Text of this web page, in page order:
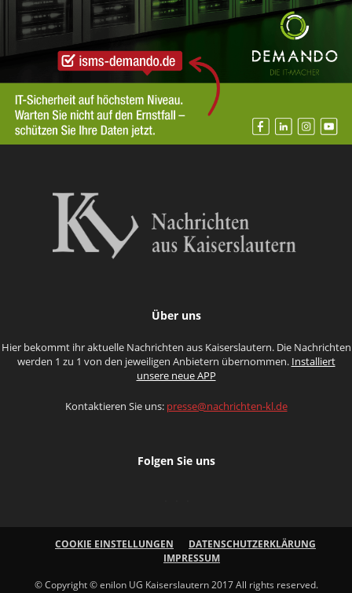
Über uns
Hier bekommt ihr aktuelle Nachrichten aus Kaiserslautern. Die Nachrichten
werden 1 zu 1 von den jeweiligen Anbietern übernommen. Installiert
unsere neue APP
Kontaktieren Sie uns: presse@nachrichten-kl.de
Folgen Sie uns
COOKIE EINSTELLUNGEN
DATENSCHUTZERKLÄRUNG
IMPRESSUM
© Copyright © enilon UG Kaiserslautern 2017 All rights reserved.